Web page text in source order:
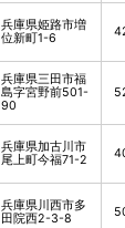
兵庫県姫路市増
位新町1-6
兵庫県三田市福
島字宮野前501-
90
兵庫県加古川市
尾上町今福71-2
兵庫県川西市多
田院西2-3-8